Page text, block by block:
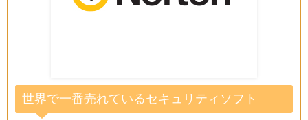
世界で一番売れているセキュリティソフト